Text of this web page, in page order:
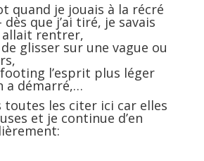
quand je jouais à la récré
que j’ai tiré, je savais
allait rentrer,
glisser sur une vague ou
l’esprit plus léger
a démarré,…
toutes les citer ici car elles
et je continue d’en